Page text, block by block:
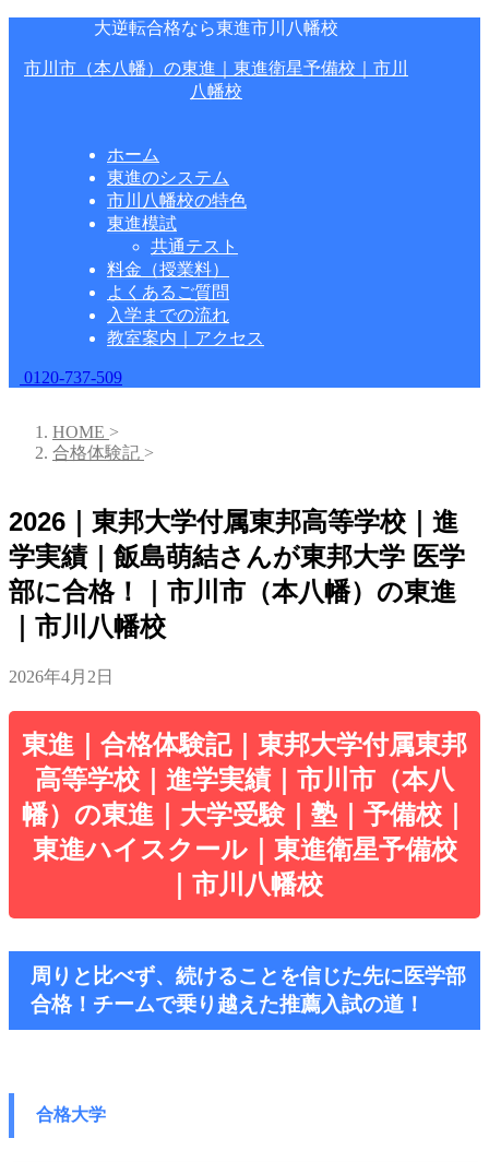
大逆転合格なら東進市川八幡校
市川市（本八幡）の東進｜東進衛星予備校｜市川
八幡校
ホーム
東進のシステム
市川八幡校の特色
東進模試
共通テスト
料金（授業料）
よくあるご質問
入学までの流れ
教室案内｜アクセス
0120-737-509
HOME >
合格体験記 >
2026｜東邦大学付属東邦高等学校｜進
学実績｜飯島萌結さんが東邦大学 医学
部に合格！｜市川市（本八幡）の東進
｜市川八幡校
2026年4月2日
東進｜合格体験記｜東邦大学付属東邦
高等学校｜進学実績｜市川市（本八
幡）の東進｜大学受験｜塾｜予備校｜
東進ハイスクール｜東進衛星予備校
｜市川八幡校
周りと比べず、続けることを信じた先に医学部
合格！チームで乗り越えた推薦入試の道！
合格大学